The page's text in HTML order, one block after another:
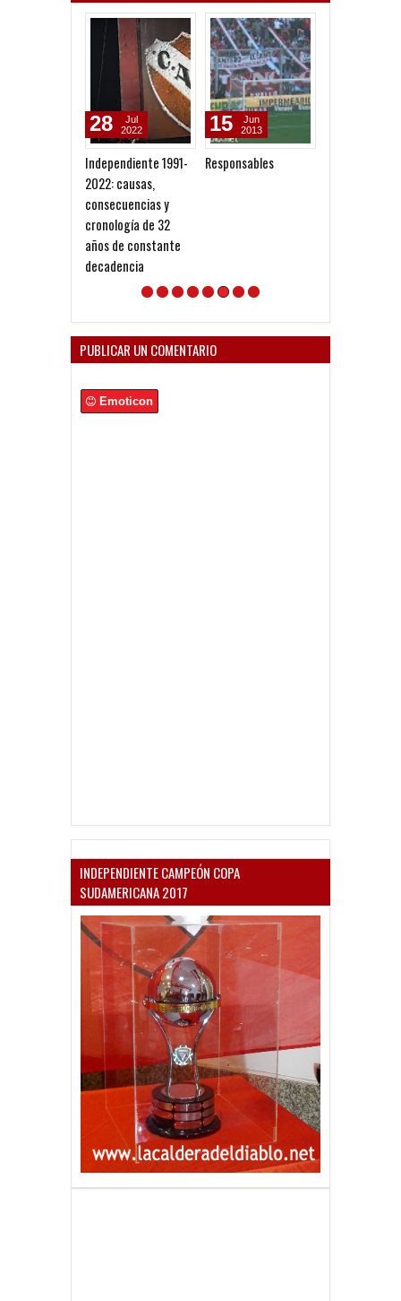
Independiente 1991-
2022: causas,
consecuencias y
cronología de 32
años de constante
decadencia
28
Jul
2022
Responsables
15
Jun
2013
PUBLICAR UN COMENTARIO
Emoticon
INDEPENDIENTE CAMPEÓN COPA
SUDAMERICANA 2017